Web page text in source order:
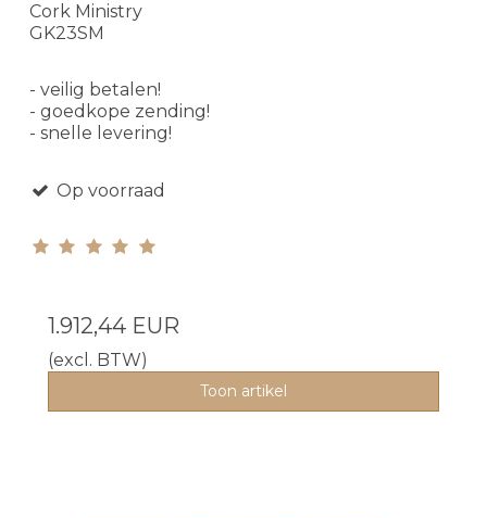
Cork Ministry
GK23SM
- veilig betalen!
- goedkope zending!
- snelle levering!
Op voorraad
1.912,44 EUR
(excl. BTW)
Toon artikel